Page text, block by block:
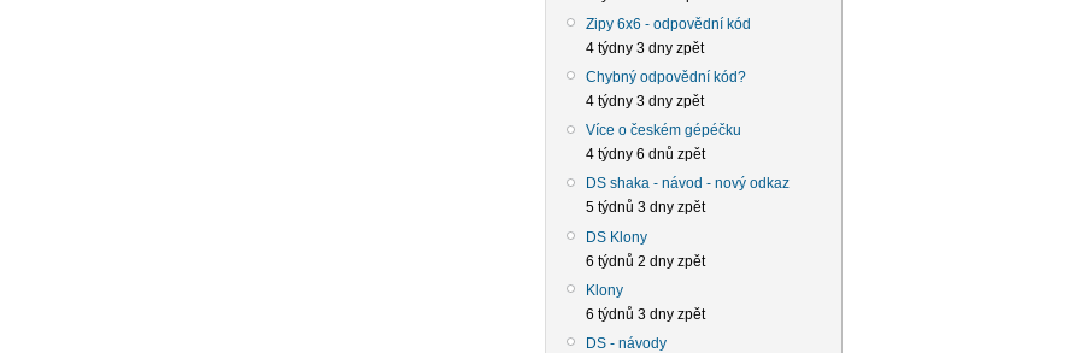
Zipy 6x6 - odpovědní kód
4 týdny 3 dny zpět
Chybný odpovědní kód?
4 týdny 3 dny zpět
Více o českém gépéčku
4 týdny 6 dnů zpět
DS shaka - návod - nový odkaz
5 týdnů 3 dny zpět
DS Klony
6 týdnů 2 dny zpět
Klony
6 týdnů 3 dny zpět
DS - návody